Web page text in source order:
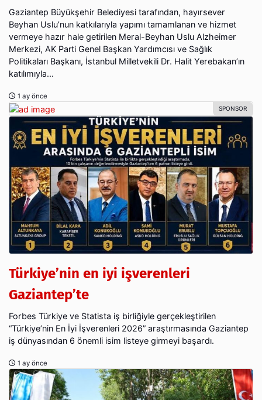
Gaziantep Büyükşehir Belediyesi tarafından, hayırsever
Beyhan Uslu’nun katkılarıyla yapımı tamamlanan ve hizmet
vermeye hazır hale getirilen Meral-Beyhan Uslu Alzheimer
Merkezi, AK Parti Genel Başkan Yardımcısı ve Sağlık
Politikaları Başkanı, İstanbul Milletvekili Dr. Halit Yerebakan’ın
katılımıyla...
1 ay önce
Türkiye’nin en iyi işverenleri
Gaziantep’te
Forbes Türkiye ve Statista iş birliğiyle gerçekleştirilen
“Türkiye’nin En İyi İşverenleri 2026” araştırmasında Gaziantep
iş dünyasından 6 önemli isim listeye girmeyi başardı.
1 ay önce